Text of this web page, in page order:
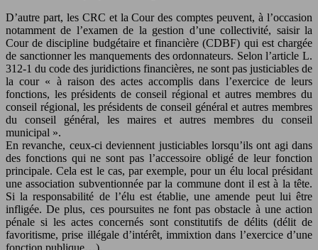
D’autre part, les CRC et la Cour des comptes peuvent, à l’occasion
notamment de l’examen de la gestion d’une collectivité, saisir la
Cour de discipline budgétaire et financière (CDBF) qui est chargée
de sanctionner les manquements des ordonnateurs. Selon l’article L.
312-1 du code des juridictions financières, ne sont pas justiciables de
la cour « à raison des actes accomplis dans l’exercice de leurs
fonctions, les présidents de conseil régional et autres membres du
conseil régional, les présidents de conseil général et autres membres
du conseil général, les maires et autres membres du conseil
municipal ».
En revanche, ceux-ci deviennent justiciables lorsqu’ils ont agi dans
des fonctions qui ne sont pas l’accessoire obligé de leur fonction
principale. Cela est le cas, par exemple, pour un élu local présidant
une association subventionnée par la commune dont il est à la tête.
Si la responsabilité de l’élu est établie, une amende peut lui être
infligée. De plus, ces poursuites ne font pas obstacle à une action
pénale si les actes concernés sont constitutifs de délits (délit de
favoritisme, prise illégale d’intérêt, immixtion dans l’exercice d’une
fonction publique…).